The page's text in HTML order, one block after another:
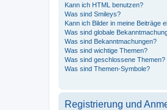
Kann ich HTML benutzen?
Was sind Smileys?
Kann ich Bilder in meine Beiträge
Was sind globale
Was sind Bekanntmachungen?
Was sind wichtige Themen?
Was sind geschlossene Themen?
Was sind Themen-Symbole?
Registrierung und